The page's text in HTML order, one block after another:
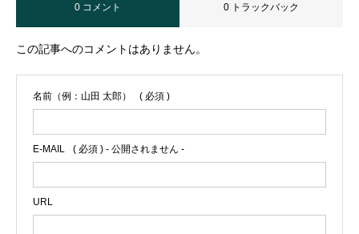
0 コメント 0 トラックバック
この記事へのコメントはありません。
名前（例：山田 太郎） ( 必須 )
E-MAIL ( 必須 ) - 公開されません -
URL